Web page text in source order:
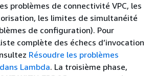
problèmes de connectivité VPC, les
les limites de simultanéité
de configuration). Pour
complète des échecs d’invocation
Résoudre les problèmes
Lambda. La troisième phase,